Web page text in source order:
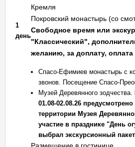
1
день
Кремля
Покровский монастырь (со
Свободное время или
"Классический",
желанию, за доплату, оплата
Спасо-Ефимиев монастырь с
звонов. Посещение Спасо-
Музей Деревянного зодчества.
01.08-02.08.26
территории Музея
участие в празднике "День
выбрал экскурсионный